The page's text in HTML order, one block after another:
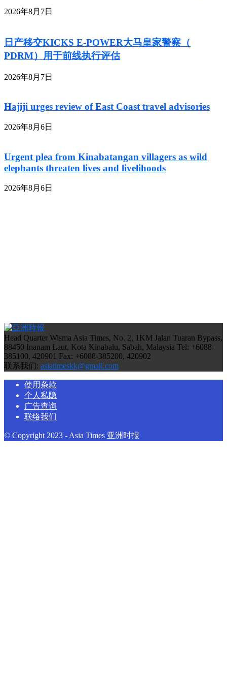
2026年8月7日
日产移交KICKS E-POWER大马皇家警察（
PDRM）用于前线执行评估
2026年8月7日
Hajiji urges review of East Coast travel advisories
2026年8月6日
Urgent plea from Kinabatangan villagers as wild
elephants threaten lives and livelihoods
2026年8月6日
Head Quarter Wisma Asia Times, No. 2, 1KM Jalan Tuaran Bypass,
88450 Inanam Laut, Kota Kinabalu, Sabah, Malaysia Tel: +6088-
385100, 420901 Fax: +6088-385200, 420902
联系我们: asiatimeskk@gmail.com
使用条款
个人私隐
广告查询
联络我们
© Copyright 2023 - Asia Times 亚洲时报